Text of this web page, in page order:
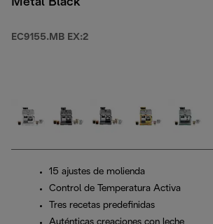
Metal Black
EC9155.MB EX:2
15 ajustes de molienda
Control de Temperatura Activa
Tres recetas predefinidas